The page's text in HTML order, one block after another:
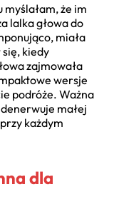
że im
lalka głowa do
miała
się, kiedy
zajmowała
wersje
podróże. Ważna
małej
każdym
dla